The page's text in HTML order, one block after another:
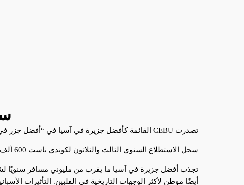
تصدرت CEBU القائمة كأفضل جزيرة في آسيا في “أفضل جزر في العالم: جوائز اختيار القراء لعام 2020” من قبل
سجل الاستطلاع السنوي الثالث والثلاثون لكوندي ناست 600 ألف ناخب مسجل ممن شاركوا في أفضل استطلاع للجزر في العالم.
تجذب أفضل جزيرة في آسيا ما يقرب من مليوني مسافر سنويًا